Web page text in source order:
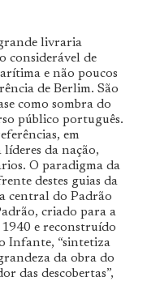
livraria
considerável de
e não poucos
de Berlim. São
como sombra do
público português.
em
líderes da nação,
O paradigma da
destes guias da
central do Padrão
criado para a
e reconstruído
Infante, “sintetiza
da obra do
das descobertas”,